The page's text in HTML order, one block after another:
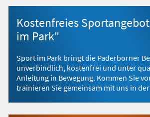
Kostenfreies
im Park"
Sport im Park bringt die Paderborner
unverbindlich, kostenfrei und unter
Anleitung in Bewegung. Kommen Sie
trainieren Sie gemeinsam mit uns in